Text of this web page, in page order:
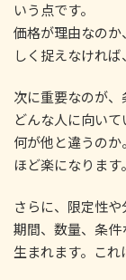
いう点です。
価格が理由なの
しく捉えなければ
次に重要なのが、
どんな人に向いて
何が他と違うのか
ほど楽になります。
さらに、限定性や
期間、数量、条
生まれます。これ